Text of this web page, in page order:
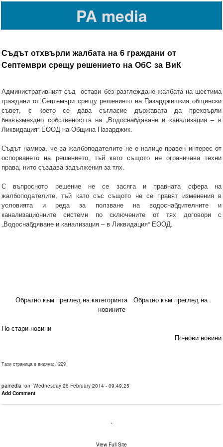
PA media
Съдът отхвърли жалбата на 6 граждани от
Септември срещу решението на ОбС за ВиК
Административният съд остави без разглеждане жалбата на шестима
граждани от Септември срещу решението на Пазарджишкия общински
съвет, с което се дава съгласие държавата да прехвърли
безвъзмездно собствеността на „Водоснабдяване и канализация – в
Ликвидация“ ЕООД на Община Пазарджик.
Съдът намира, че за жалбоподателите не е налице правен интерес от
оспорването на решението, тъй като същото не ограничава техни
права, нито създава задължения за тях.
С въпросното решение не се засяга и правната сфера на
жалбоподателите, тъй като със същото не се правят изменения в
условията и реда за ползване на водоснабдителните и
канализационните системи по сключените от тях договори с
„Водоснабдяване и канализация – в Ликвидация“ ЕООД.
Обратно към преглед на категорията
Обратно към преглед на
новините
По-стари новини
По-нови новини
Тази страница е видяна: 1229
pamedia on Wednesday 26 February 2014 - 09:49:25
Add Comment
.
View Full Site